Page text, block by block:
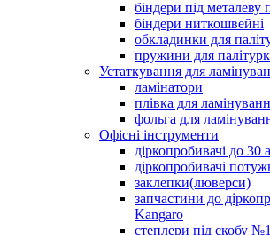
біндери під
біндери ниткошвейні
обкладинки для
пружини для
Устаткування для
ламінатори
плівка для
фольга для
Офісні інструменти
діркопробивачі до 30
діркопробивачі
заклепки(люверси)
запчастини до
Kangaro
степлери під скобу